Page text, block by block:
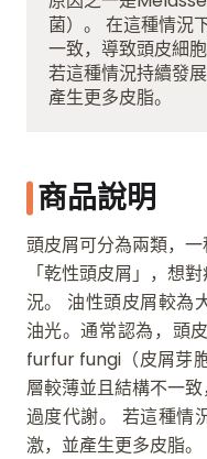
菌）。 在這種情況
一致，導致頭皮細
若這種情況持續發
產生更多皮脂。
商品說明
頭皮屑可分為兩類，
「乾性頭皮屑」，想
況。 油性頭皮屑較為
油光。通常認為，頭
furfur fungi（皮屑芽
層較薄並且結構不一
過度代謝。 若這種情
激，並產生更多皮脂。